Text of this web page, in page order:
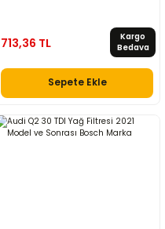
713,36 TL
Kargo
Bedava
Sepete Ekle